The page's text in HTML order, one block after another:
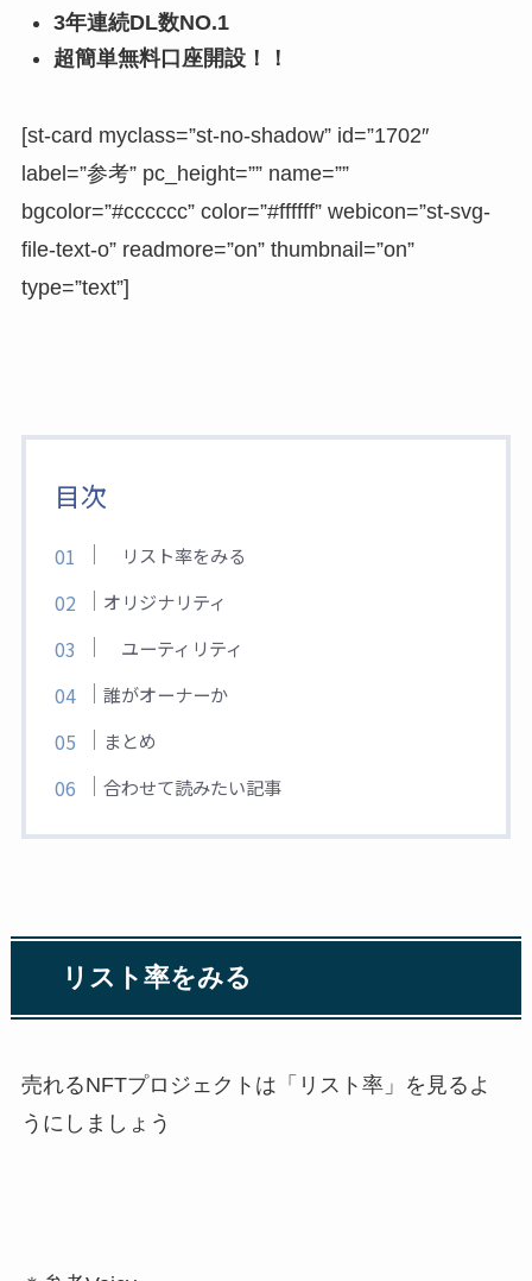
3年連続DL数NO.1
超簡単無料口座開設！！
[st-card myclass=”st-no-shadow” id=”1702″
label=”参考” pc_height=”” name=””
bgcolor=”#cccccc” color=”#ffffff” webicon=”st-svg-
file-text-o” readmore=”on” thumbnail=”on”
type=”text”]
目次
リスト率をみる
オリジナリティ
ユーティリティ
誰がオーナーか
まとめ
合わせて読みたい記事
リスト率をみる
売れるNFTプロジェクトは 「リスト率」 を見るよ
うにしましょう